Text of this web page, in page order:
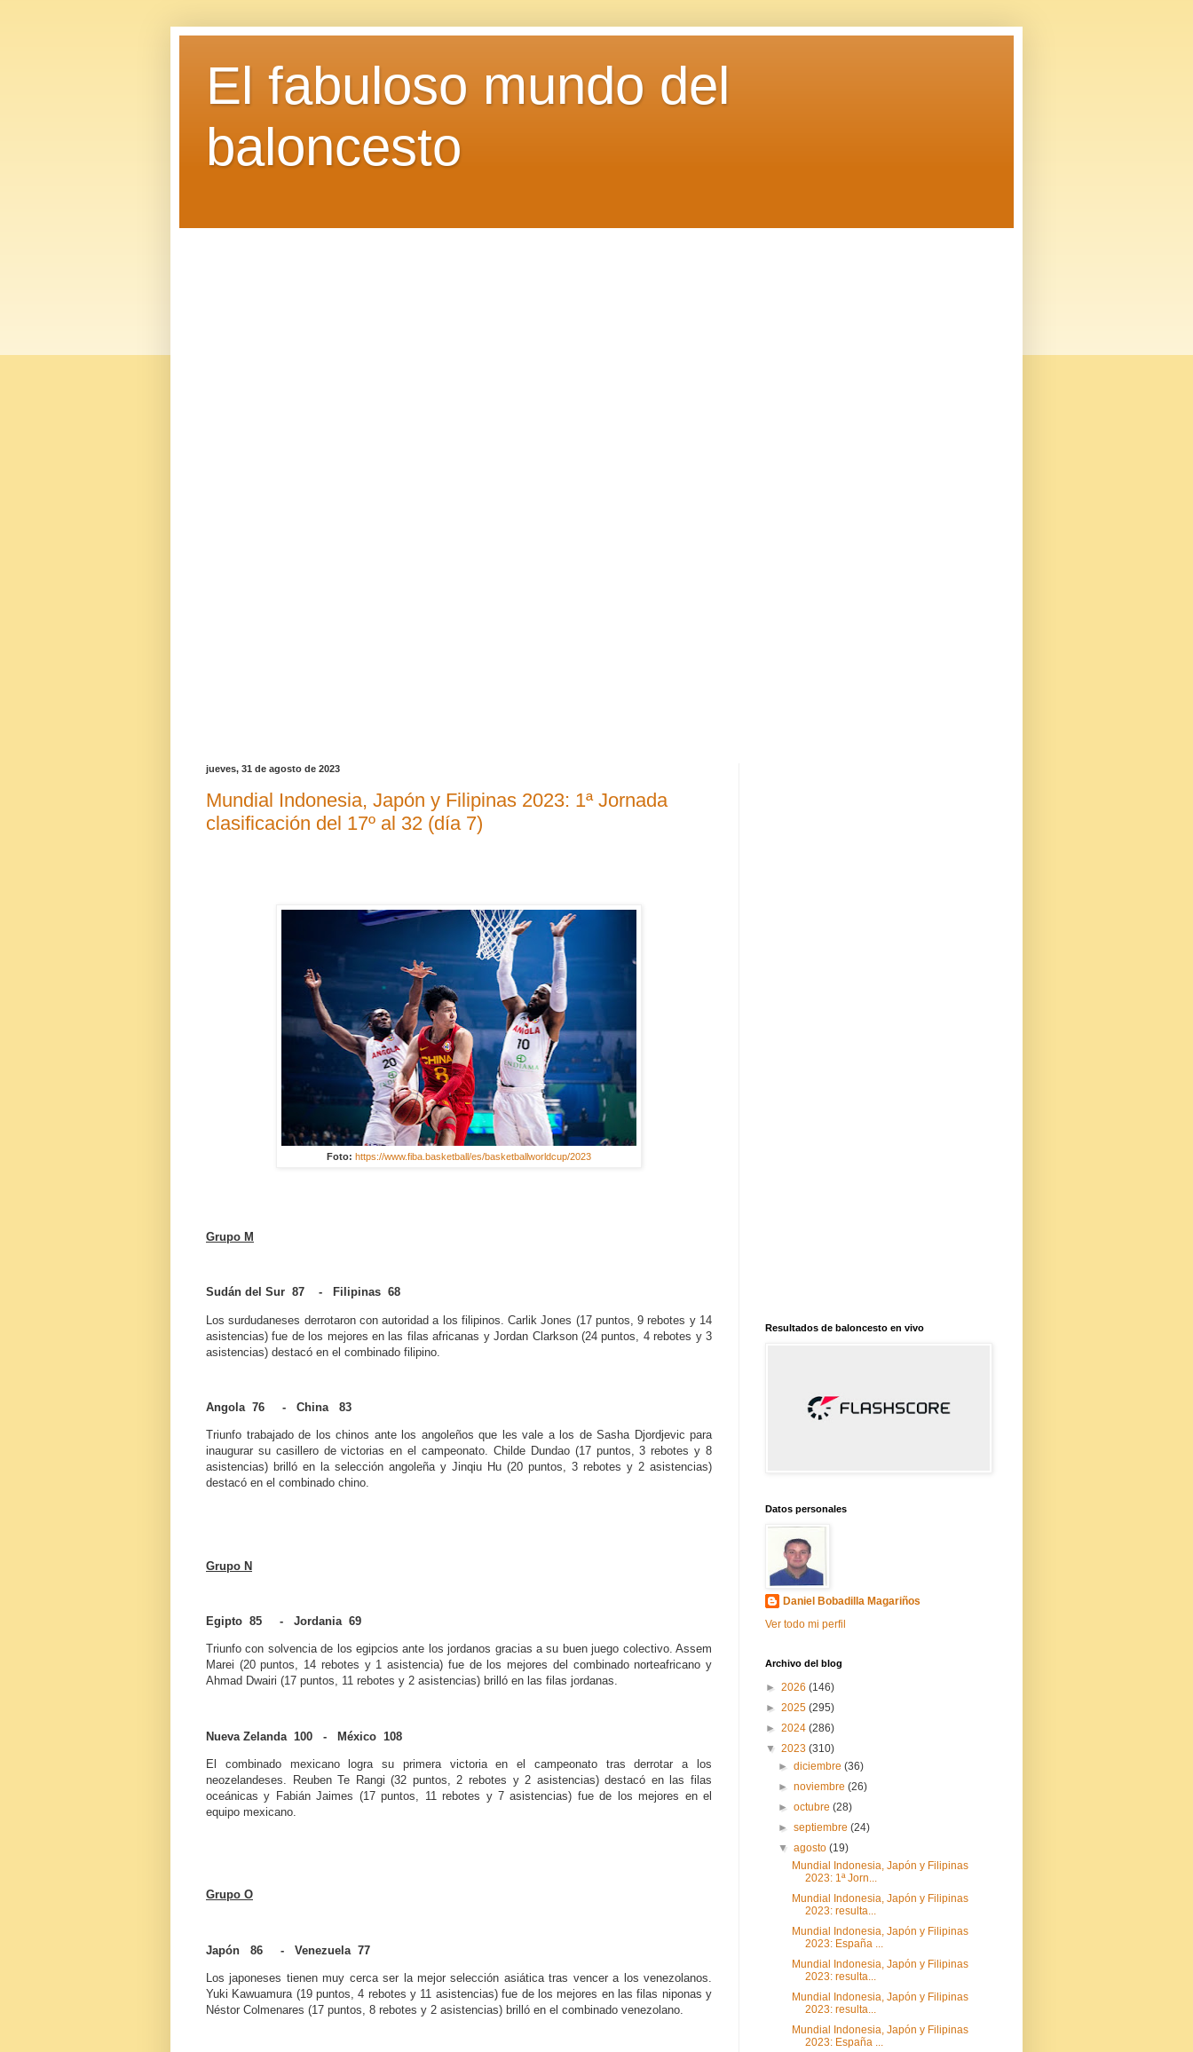
El fabuloso mundo del
baloncesto
jueves, 31 de agosto de 2023
Mundial Indonesia, Japón y Filipinas 2023: 1ª Jornada
clasificación del 17º al 32 (día 7)
Foto: https://www.fiba.basketball/es/basketballworldcup/2023
Grupo M
Sudán del Sur 87 - Filipinas 68
Los surdudaneses derrotaron con autoridad a los filipinos. Carlik Jones (17 puntos, 9 rebotes y 14
asistencias) fue de los mejores en las filas africanas y Jordan Clarkson (24 puntos, 4 rebotes y 3
asistencias) destacó en el combinado filipino.
Angola 76 - China 83
Triunfo trabajado de los chinos ante los angoleños que les vale a los de Sasha Djordjevic para
inaugurar su casillero de victorias en el campeonato. Childe Dundao (17 puntos, 3 rebotes y 8
asistencias) brilló en la selección angoleña y Jinqiu Hu (20 puntos, 3 rebotes y 2 asistencias)
destacó en el combinado chino.
Grupo N
Egipto 85 - Jordania 69
Triunfo con solvencia de los egipcios ante los jordanos gracias a su buen juego colectivo. Assem
Marei (20 puntos, 14 rebotes y 1 asistencia) fue de los mejores del combinado norteafricano y
Ahmad Dwairi (17 puntos, 11 rebotes y 2 asistencias) brilló en las filas jordanas.
Nueva Zelanda 100 - México 108
El combinado mexicano logra su primera victoria en el campeonato tras derrotar a los
neozelandeses. Reuben Te Rangi (32 puntos, 2 rebotes y 2 asistencias) destacó en las filas
oceánicas y Fabián Jaimes (17 puntos, 11 rebotes y 7 asistencias) fue de los mejores en el
equipo mexicano.
Grupo O
Japón 86 - Venezuela 77
Los japoneses tienen muy cerca ser la mejor selección asiática tras vencer a los venezolanos.
Yuki Kawuamura (19 puntos, 4 rebotes y 11 asistencias) fue de los mejores en las filas niponas y
Néstor Colmenares (17 puntos, 8 rebotes y 2 asistencias) brilló en el combinado venezolano.
Resultados de baloncesto en vivo
Datos personales
Daniel Bobadilla Magariños
Ver todo mi perfil
Archivo del blog
► 2026 (146)
► 2025 (295)
► 2024 (286)
▼ 2023 (310)
►diciembre(36)
►noviembre(26)
►octubre(28)
►septiembre(24)
▼agosto(19)
Mundial Indonesia, Japón y Filipinas
2023: 1ª Jorn...
Mundial Indonesia, Japón y Filipinas
2023: resulta...
Mundial Indonesia, Japón y Filipinas
2023: España ...
Mundial Indonesia, Japón y Filipinas
2023: resulta...
Mundial Indonesia, Japón y Filipinas
2023: resulta...
Mundial Indonesia, Japón y Filipinas
2023: España ...